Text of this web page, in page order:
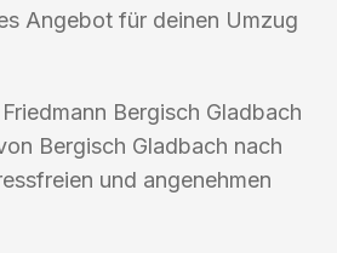
Angebot für deinen Umzug
Bergisch Gladbach
Bergisch Gladbach nach
und angenehmen